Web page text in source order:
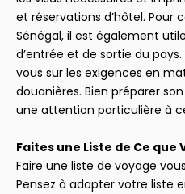
et réservations d’hôtel. Pour
Sénégal, il est également
d’entrée et de sortie du
vous sur les exigences en
douanières. Bien préparer
une attention particulière à
Faites une Liste de Ce que
Faire une liste de voyage
Pensez à adapter votre liste